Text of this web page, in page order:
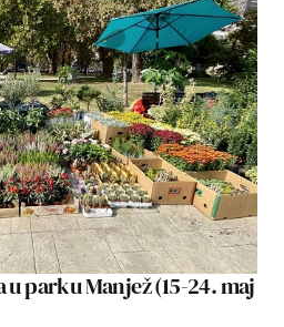
parku Manjež (15-24. maj